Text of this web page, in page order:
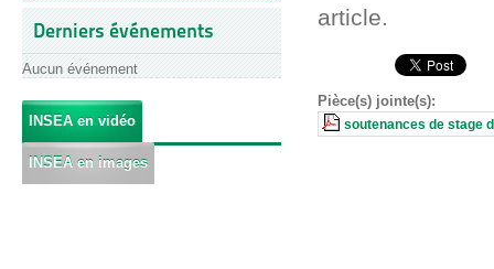
Derniers événements
Aucun événement
INSEA en vidéo
INSEA en images
article.
Pièce(s) jointe(s):
soutenances de stage